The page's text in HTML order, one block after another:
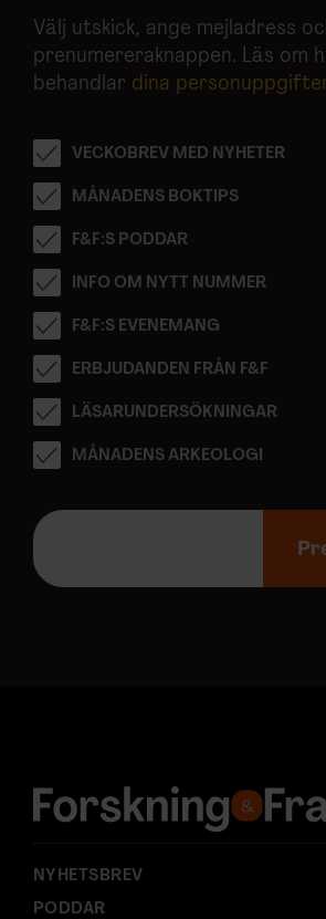
Välj utskick, ange mejladress
prenumereraknappen. Läs om
behandlar dina
VECKOBREV MED NYHETER
MÅNADENS BOKTIPS
F&F:S PODDAR
INFO OM NYTT NUMMER
F&F:S EVENEMANG
ERBJUDANDEN FRÅN F&F
LÄSARUNDERSÖKNINGAR
MÅNADENS ARKEOLOGI
E
p
s
:
NYHETSBREV
PODDAR